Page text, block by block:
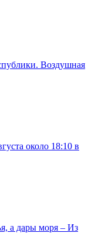
Воздушная
около 18:10 в
а дары моря – Из